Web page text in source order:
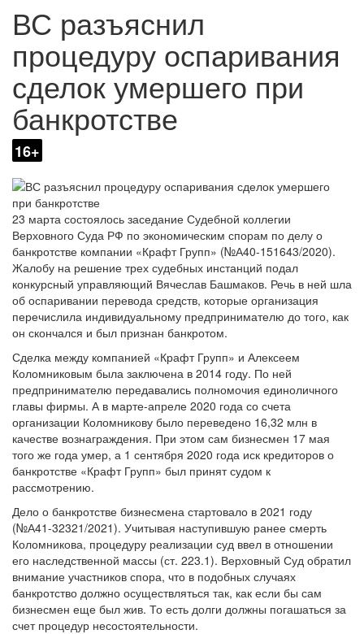
ВС разъяснил
процедуру оспаривания
сделок умершего при
банкротстве
16+
23 марта состоялось заседание Судебной коллегии
Верховного Суда РФ по экономическим спорам по делу о
банкротстве компании «Крафт Групп» (№А40-151643/2020).
Жалобу на решение трех судебных инстанций подал
конкурсный управляющий Вячеслав Башмаков. Речь в ней шла
об оспаривании перевода средств, которые организация
перечислила индивидуальному предпринимателю до того, как
он скончался и был признан банкротом.
Сделка между компанией «Крафт Групп» и Алексеем
Коломниковым была заключена в 2014 году. По ней
предпринимателю передавались полномочия единоличного
главы фирмы. А в марте-апреле 2020 года со счета
организации Коломникову было переведено 16,32 млн в
качестве вознаграждения. При этом сам бизнесмен 17 мая
того же года умер, а 1 сентября 2020 года иск кредиторов о
банкротстве «Крафт Групп» был принят судом к
рассмотрению.
Дело о банкротстве бизнесмена стартовало в 2021 году
(№А41-32321/2021). Учитывая наступившую ранее смерть
Коломникова, процедуру реализации суд ввел в отношении
его наследственной массы (ст. 223.1). Верховный Суд обратил
внимание участников спора, что в подобных случаях
банкротство должно осуществляться так, как если бы сам
бизнесмен еще был жив. То есть долги должны погашаться за
счет процедур несостоятельности.